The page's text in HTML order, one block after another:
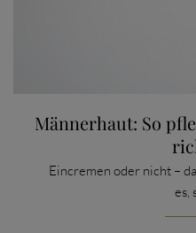
Männerhaut: So
Eincremen oder nicht –
es,